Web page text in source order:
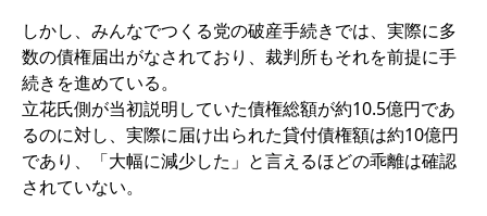
しかし、みんなでつくる党の破産手続きでは、実際に多
数の債権届出がなされており、裁判所もそれを前提に手
続きを進めている。
立花氏側が当初説明していた債権総額が約10.5億円であ
るのに対し、実際に届け出られた貸付債権額は約10億円
であり、「大幅に減少した」と言えるほどの乖離は確認
されていない。